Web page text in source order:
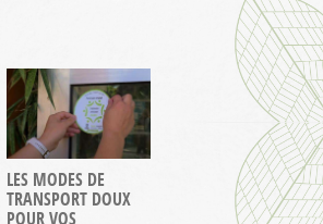
LES MODES DE
TRANSPORT DOUX
POUR VOS